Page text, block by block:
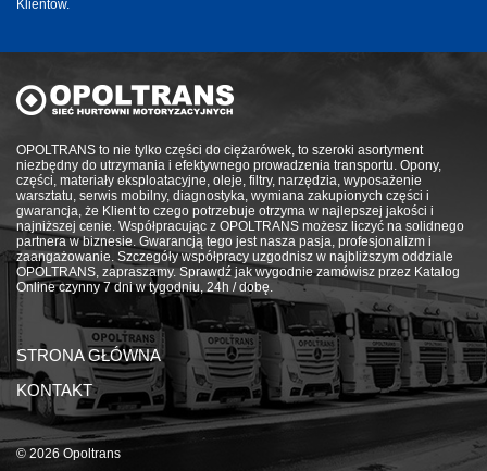
OPOLTRANS to nie tylko części do ciężarówek, to szeroki asortyment
niezbędny do utrzymania i efektywnego prowadzenia transportu. Opony,
części, materiały eksploatacyjne, oleje, filtry, narzędzia, wyposażenie
warsztatu, serwis mobilny, diagnostyka, wymiana zakupionych części i
gwarancja, że Klient to czego potrzebuje otrzyma w najlepszej jakości i
najniższej cenie. Współpracując z OPOLTRANS możesz liczyć na solidnego
partnera w biznesie. Gwarancją tego jest nasza pasja, profesjonalizm i
zaangażowanie. Szczegóły współpracy uzgodnisz w najbliższym oddziale
OPOLTRANS, zapraszamy. Sprawdź jak wygodnie zamówisz przez Katalog
Online czynny 7 dni w tygodniu, 24h / dobę.
STRONA GŁÓWNA
KONTAKT
© 2026 Opoltrans
Klientów.